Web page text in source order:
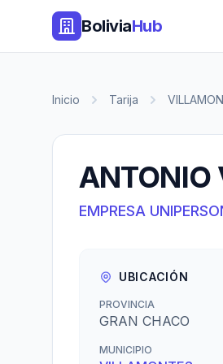
BoliviaHub
Inicio Tarija
ANTONIO
EMPRESA
UBICACIÓN
PROVINCIA
GRAN CHACO
MUNICIPIO